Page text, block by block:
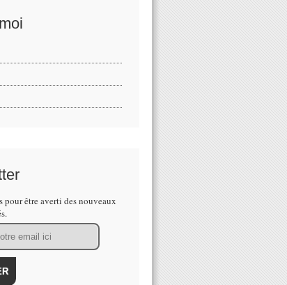
pour être averti des nouveaux